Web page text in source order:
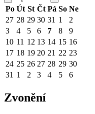
Po Út St Čt Pá So Ne
27 28 29 30 31 1
2
3
4 5 6 7 8
9
10 11 12 13 14 15 16
17 18 19 20 21 22 23
24 25 26 27 28 29 30
31 1 2 3 4 5 6
Zvonění